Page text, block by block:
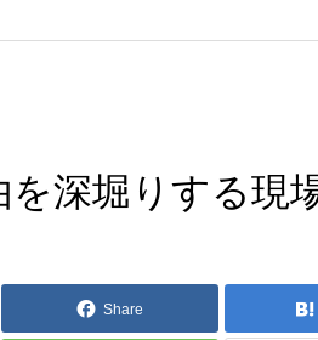
を深堀りする現
Share